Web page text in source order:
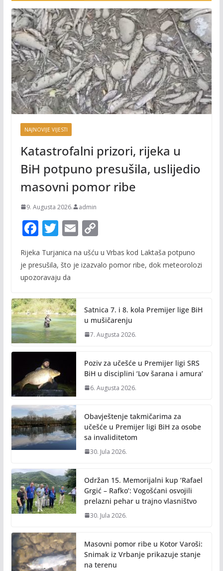
NAJNOVIJE VIJESTI
Katastrofalni prizori, rijeka u
BiH potpuno presušila, uslijedio
masovni pomor ribe
9. Augusta 2026. admin
F
e
b
o
k
T
itt
er
E
m
ai
C
p
n
k
Rijeka Turjanica na ušću u Vrbas kod Laktaša potpuno
je presušila, što je izazvalo pomor ribe, dok meteorolozi
upozoravaju da
Satnica 7. i 8. kola Premijer lige BiH
u mušičarenju
7. Augusta 2026.
Poziv za učešće u Premijer ligi SRS
BiH u disciplini ‘Lov šarana i amura’
6. Augusta 2026.
Obavještenje takmičarima za
učešće u Premijer ligi BiH za osobe
sa invaliditetom
30. Jula 2026.
Održan 15. Memorijalni kup ‘Rafael
Grgić – Rafko’: Vogošćani osvojili
prelazni pehar u trajno vlasništvo
30. Jula 2026.
Masovni pomor ribe u Kotor Varoši:
Snimak iz Vrbanje prikazuje stanje
na terenu